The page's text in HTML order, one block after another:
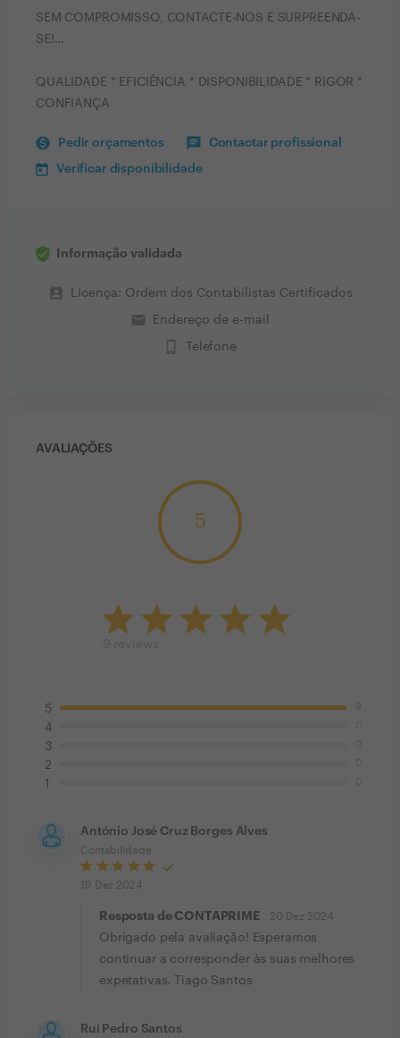
SEM COMPROMISSO, CONTACTE-NOS E SURPREENDA-
SE!...
QUALIDADE * EFICIÊNCIA * DISPONIBILIDADE * RIGOR *
CONFIANÇA
Pedir orçamentos Contactar profissional
Verificar disponibilidade
Informação validada
perm_contact_calendar Licença: Ordem dos Contabilistas Certificados
email Endereço de e-mail
phone_iphone Telefone
AVALIAÇÕES
5
5
4
3
2
1
António José Cruz Borges Alves
Contabilidade
19 Dez 2024
Resposta de CONTAPRIME 20 Dez 2024
Obrigado pela avaliação! Esperamos
continuar a corresponder às suas melhores
expetativas. Tiago Santos
Rui Pedro Santos